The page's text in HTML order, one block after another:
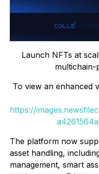
Launch NFTs at
To view an enhanced
https://
The platform now
asset handling,
management, smart